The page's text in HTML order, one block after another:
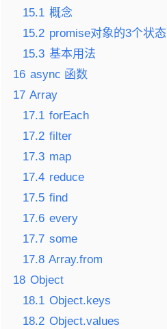
15.1 概念
15.2 promise对象的3个状态
15.3 基本用法
16 async 函数
17 Array
17.1 forEach
17.2 filter
17.3 map
17.4 reduce
17.5 find
17.6 every
17.7 some
17.8 Array.from
18 Object
18.1 Object.keys
18.2 Object.values